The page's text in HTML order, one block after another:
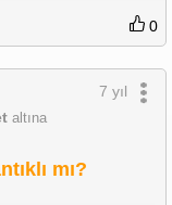
0
altına
7 yıl
mı?